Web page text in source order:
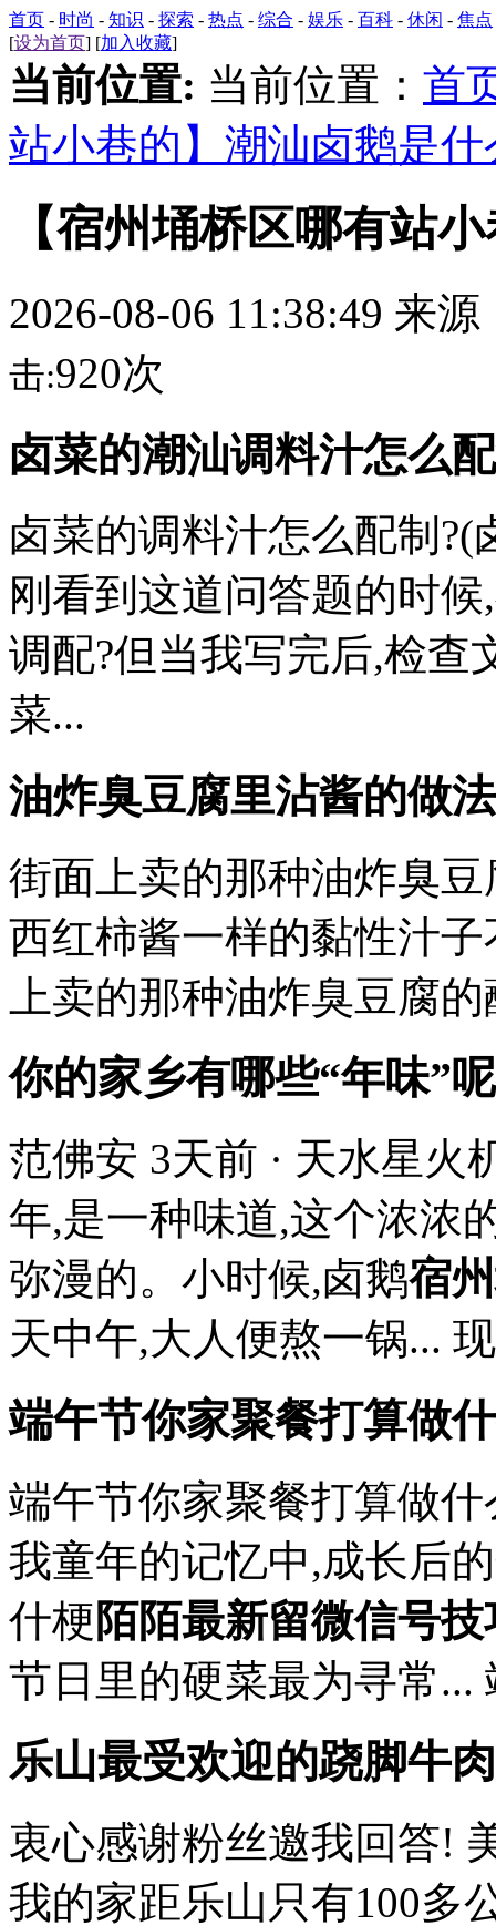
首页 - 时尚 - 知识 - 探索 - 热点 - 综合 - 娱乐 - 百科 - 休闲 - 焦点
[设为首页] [加入收藏]
当前位置: 当前位置： 首
站小巷的】潮汕卤鹅是什
【宿州埇桥区哪有站
2026-08-06 11:38:49 来源
击:920次
卤菜的潮汕调料汁怎么
卤菜的调料汁怎么配制?(
刚看到这道问答题的时
调配?但当我写完后,检查
菜...
油炸臭豆腐里沾酱的做法
街面上卖的那种油炸臭
西红柿酱一样的黏性汁
上卖的那种油炸臭豆腐
你的家乡有哪些“年味”
范佛安 3天前 · 天水星火
年,是一种味道,这个浓浓
弥漫的。小时候,卤鹅宿
天中午,大人便熬一锅...
端午节你家聚餐打算做
端午节你家聚餐打算做
我童年的记忆中,成长后
什梗陌陌最新留微信号技
节日里的硬菜最为寻常...
乐山最受欢迎的跷脚牛
衷心感谢粉丝邀我回答!
我的家距乐山只有100多